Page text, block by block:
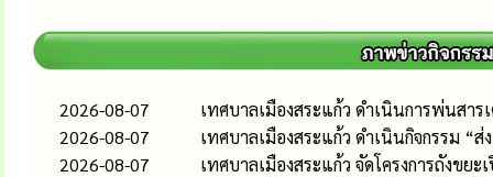
2026-08-07
เทศบาลเมืองสระแก้ว ดำเนินการพ่นสา
2026-08-07
เทศบาลเมืองสระแก้ว ดำเนินกิจกรรม “
2026-08-07
เทศบาลเมืองสระแก้ว จัดโครงการถังขยะ